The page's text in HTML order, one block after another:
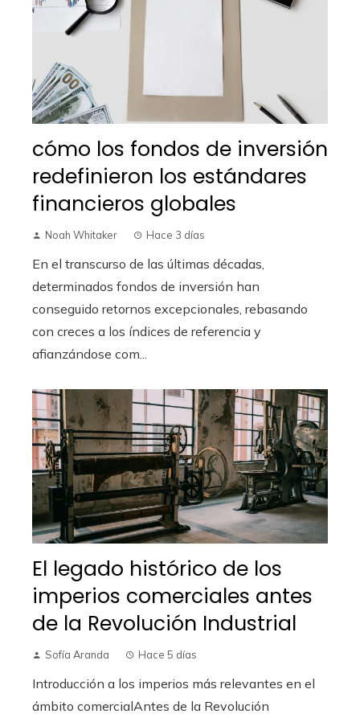
cómo los fondos de inversión
redefinieron los estándares
financieros globales
Noah Whitaker Hace 3 días
En el transcurso de las últimas décadas,
determinados fondos de inversión han
conseguido retornos excepcionales, rebasando
con creces a los índices de referencia y
afianzándose com...
El legado histórico de los
imperios comerciales antes
de la Revolución Industrial
Sofía Aranda Hace 5 días
Introducción a los imperios más relevantes en el
ámbito comercialAntes de la Revolución